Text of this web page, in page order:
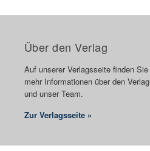
Über den Verlag
Auf unserer Verlagsseite finden Sie
mehr Informationen über den Verlag
und unser Team.
Zur Verlagsseite »